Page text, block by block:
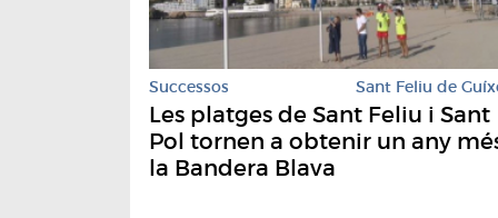
Successos Sant Feliu de
Les platges de Sant Feliu i Sant
Pol tornen a obtenir un any
la Bandera Blava